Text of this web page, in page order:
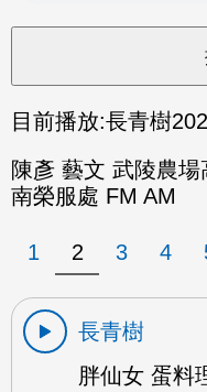
目前播放:長青樹
陳彥 藝文 武陵農
南榮服處 FM AM
1 2 3 4
長青樹
胖仙女 蛋料